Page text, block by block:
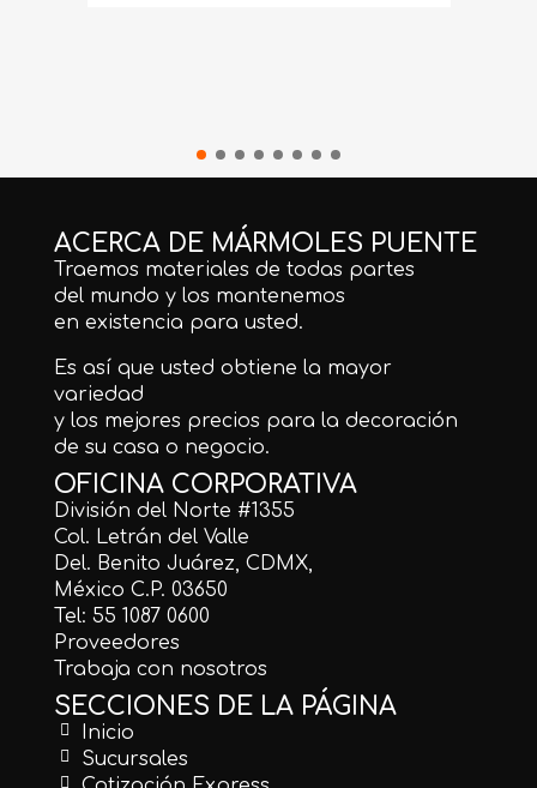
ACERCA DE MÁRMOLES PUENTE
Traemos materiales de todas partes
del mundo y los mantenemos
en existencia para usted.
Es así que usted obtiene la mayor
variedad
y los mejores precios para la decoración
de su casa o negocio.
OFICINA CORPORATIVA
División del Norte #1355
Col. Letrán del Valle
Del. Benito Juárez, CDMX,
México C.P. 03650
Tel: 55 1087 0600
Proveedores
Trabaja con nosotros
SECCIONES DE LA PÁGINA
Inicio
Sucursales